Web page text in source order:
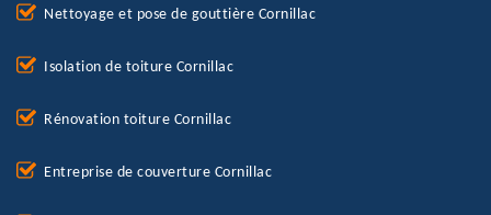
Nettoyage et pose de gouttière Cornillac
Isolation de toiture Cornillac
Rénovation toiture Cornillac
Entreprise de couverture Cornillac